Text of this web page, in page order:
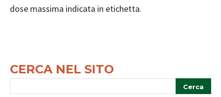
dose massima indicata in etichetta.
CERCA NEL SITO